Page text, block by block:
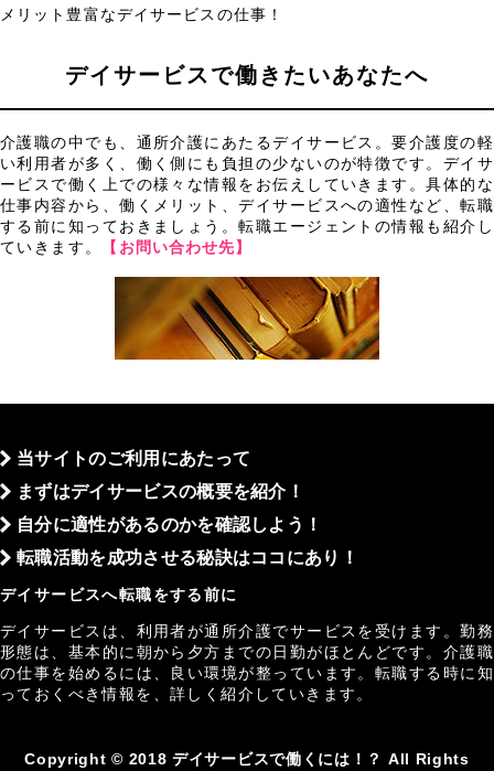
メリット豊富なデイサービスの仕事！
デイサービスで働きたいあなたへ
介護職の中でも、通所介護にあたるデイサービス。要介護度の軽
い利用者が多く、働く側にも負担の少ないのが特徴です。デイサ
ービスで働く上での様々な情報をお伝えしていきます。具体的な
仕事内容から、働くメリット、デイサービスへの適性など、転職
する前に知っておきましょう。転職エージェントの情報も紹介し
ていきます。
【お問い合わせ先】
当サイトのご利用にあたって
まずはデイサービスの概要を紹介！
自分に適性があるのかを確認しよう！
転職活動を成功させる秘訣はココにあり！
デイサービスへ転職をする前に
デイサービスは、利用者が通所介護でサービスを受けます。勤務
形態は、基本的に朝から夕方までの日勤がほとんどです。介護職
の仕事を始めるには、良い環境が整っています。転職する時に知
っておくべき情報を、詳しく紹介していきます。
Copyright © 2018 デイサービスで働くには！？ All Rights